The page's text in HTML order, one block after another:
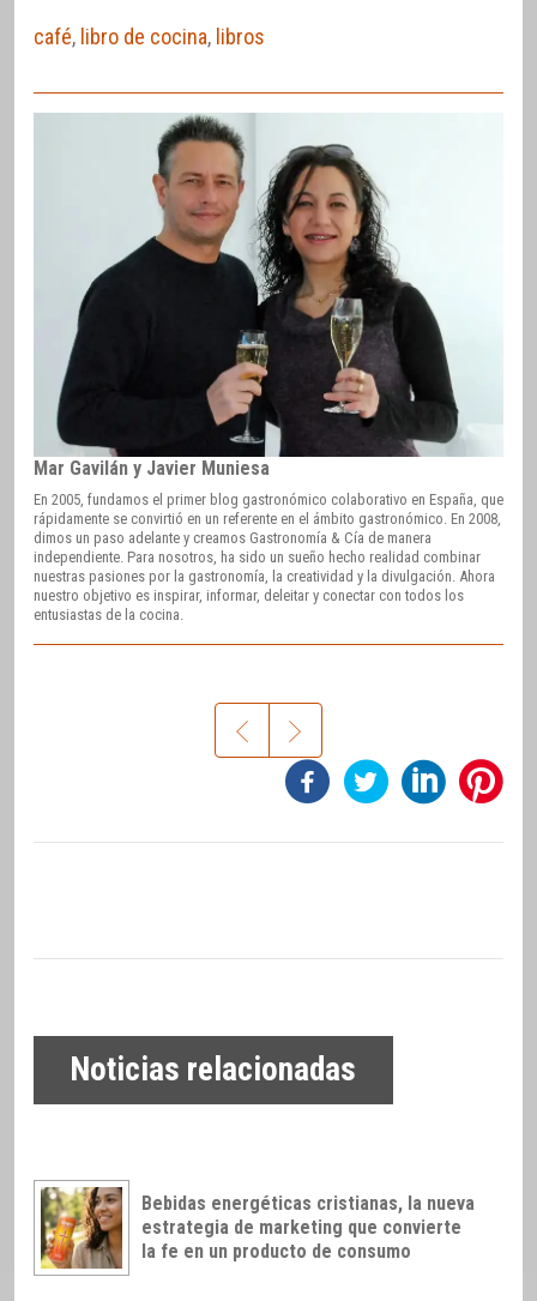
café, libro de cocina, libros
Mar Gavilán y Javier Muniesa
En 2005, fundamos el primer blog gastronómico colaborativo en España, que
rápidamente se convirtió en un referente en el ámbito gastronómico. En 2008,
dimos un paso adelante y creamos Gastronomía & Cía de manera
independiente. Para nosotros, ha sido un sueño hecho realidad combinar
nuestras pasiones por la gastronomía, la creatividad y la divulgación. Ahora
nuestro objetivo es inspirar, informar, deleitar y conectar con todos los
entusiastas de la cocina.
Noticias relacionadas
Bebidas energéticas cristianas, la nueva
estrategia de marketing que convierte
la fe en un producto de consumo